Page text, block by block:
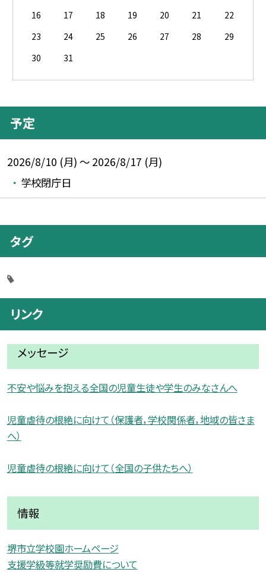
16
17 18 19 20 21
22
23
24 25 26 27 28
29
30
31
予定
2026/8/10 (月) ～ 2026/8/17 (月)
学校閉庁日
タグ
リンク
メッセージ
不安や悩みを抱える全国の児童生徒や学生のみなさんへ
児童虐待の根絶に向けて（保護者，学校関係者，地域の皆さま
へ）
児童虐待の根絶に向けて（全国の子供たちへ）
情報
堺市立学校園ホームページ
支援学級等就学奨励費について